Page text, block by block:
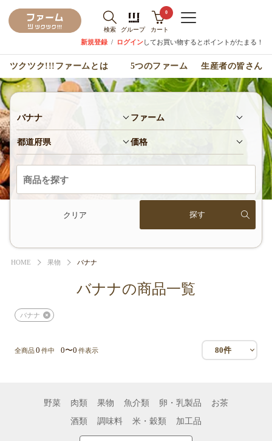
検索 グループ
0
カート
新規登録 / ログインしてお買い物するとポイントがたまる！
ツクツク!!!ファームとは 5つのファーム 生産者の皆さん
バナナ ファーム
都道府県 価格
クリア
HOME 果物 バナナ
バナナの商品一覧
バナナ
全商品0 件中 0〜0 件表示 80件
野菜 肉類 果物 魚介類 卵・乳製品
お茶
酒類
調味料 米・穀類 加工品